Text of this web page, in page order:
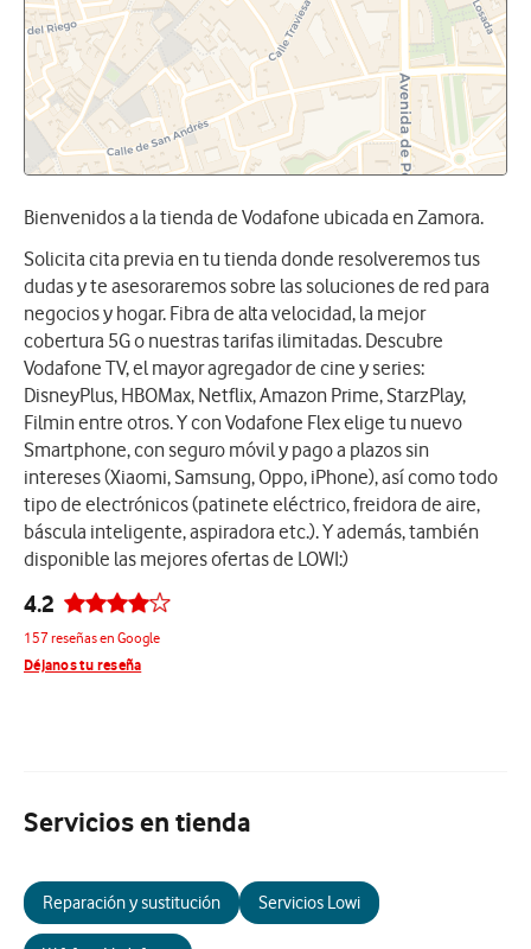
Bienvenidos a la tienda de Vodafone ubicada en Zamora.
Solicita cita previa en tu tienda donde resolveremos tus
dudas y te asesoraremos sobre las soluciones de red para
negocios y hogar. Fibra de alta velocidad, la mejor
cobertura 5G o nuestras tarifas ilimitadas. Descubre
Vodafone TV, el mayor agregador de cine y series:
DisneyPlus, HBOMax, Netflix, Amazon Prime, StarzPlay,
Filmin entre otros. Y con Vodafone Flex elige tu nuevo
Smartphone, con seguro móvil y pago a plazos sin
intereses (Xiaomi, Samsung, Oppo, iPhone), así como todo
tipo de electrónicos (patinete eléctrico, freidora de aire,
báscula inteligente, aspiradora etc.). Y además, también
disponible las mejores ofertas de LOWI:)
4.2
157 reseñas en Google
Déjanos tu reseña
Servicios en tienda
Reparación y sustitución Servicios Lowi